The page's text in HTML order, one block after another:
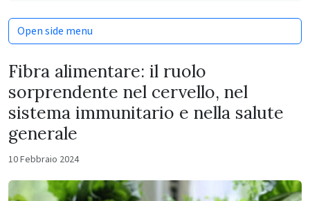
Fibra alimentare: il ruolo
sorprendente nel cervello, nel
sistema immunitario e nella salute
generale
10 Febbraio 2024
Open side menu